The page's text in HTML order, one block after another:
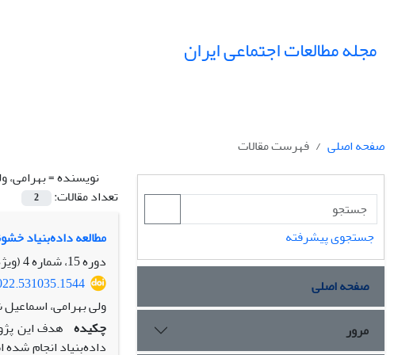
مجله مطالعات اجتماعی ایران
صفحه اصلی
فهرست مقالات
نویسنده =بهرامی،
تعداد مقالات:
2
مطالعه داده‌بنیاد
دوره 15، شماره 4 (ویژه نامه لرستان)، زمستان 1400، صفحه
ولی بهرامی،
چکیده هدف این
داده‌بنیاد انجام
جستجوی پیشرفته
صفحه اصلی
مرور